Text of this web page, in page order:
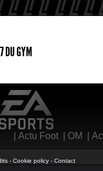
GYM
Actu Foot| OM
- Cookie policy - Contact